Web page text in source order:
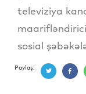
televiziya
sosial
Paylaş: